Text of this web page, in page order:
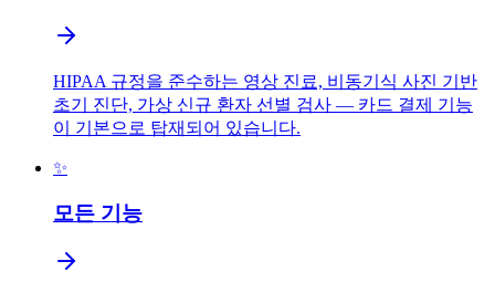
HIPAA 규정을 준수하는 영상 진료, 비동기식 사진 기반
초기 진단, 가상 신규 환자 선별 검사 — 카드 결제 기능
이 기본으로 탑재되어 있습니다.
✨
모든 기능